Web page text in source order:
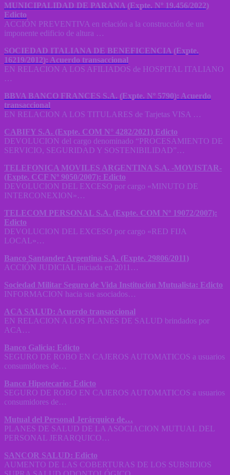
MUNICIPALIDAD DE PARANA (Expte. Nº 19.456/2022)
Edicto
ACCIÓN PREVENTIVA en relación a la construcción de un
imponente edificio de altura …
SOCIEDAD ITALIANA DE BENEFICENCIA (Expte.
16219/2012): Acuerdo transaccional
EN RELACION A LOS AFILIADOS de HOSPITAL ITALIANO
…
BBVA BANCO FRANCES S.A. (Expte. Nº 5790): Acuerdo
transaccional
EN RELACION A LOS TITULARES de Tarjetas VISA …
CABIFY S.A. (Expte. COM N° 4282/2021) Edicto
DEVOLUCION del cargo denominado “PROCESAMIENTO DE
SERVICIO, SEGURIDAD Y SOSTENIBILIDAD”…
TELEFONICA MOVILES ARGENTINA S.A. -MOVISTAR-
(Expte. CCF Nº 9050/2007): Edicto
DEVOLUCION DEL EXCESO por cargo «MINUTO DE
INTERCONEXION»…
TELECOM PERSONAL S.A. (Expte. COM Nº 19072/2007):
Edicto
DEVOLUCION DEL EXCESO por cargo «RED FIJA
LOCAL»…
Banco Santander Argentina S.A. (Expte. 29806/2011)
ACCIÓN JUDICIAL iniciada en 2011…
Sociedad Militar Seguro de Vida Institución Mutualista: Edicto
INFORMACION hacia sus asociados…
ACA SALUD: Acuerdo transaccional
EN RELACION A LOS PLANES DE SALUD brindados por
ACA…
Banco Galicia: Edicto
SEGURO DE ROBO EN CAJEROS AUTOMATICOS a usuarios
consumidores de…
Banco Hipotecario: Edicto
SEGURO DE ROBO EN CAJEROS AUTOMATICOS a usuarios
consumidores de…
Mutual del Personal Jerárquico de…
PLANES DE SALUD DE LA ASOCIACION MUTUAL DEL
PERSONAL JERARQUICO…
SANCOR SALUD: Edicto
AUMENTO DE LAS COBERTURAS DE LOS SUBSIDIOS